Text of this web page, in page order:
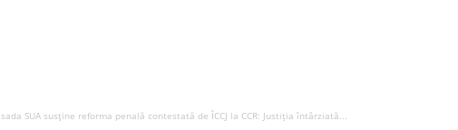
SUA susține reforma penală contestată de ÎCCJ la CCR: Justiția întârziată...